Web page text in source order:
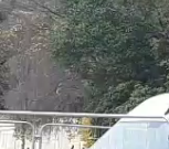
o
P
l
a
y